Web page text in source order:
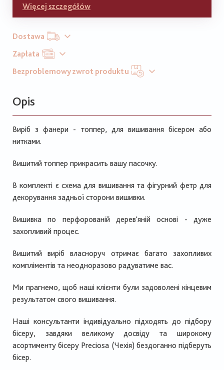
Więcej szczegółów
Dostawa
Zapłata
Bezproblemowy zwrot produktu
Opis
Виріб з фанери - топпер, для вишивання бісером або
нитками.
Вишитий топпер прикрасить вашу пасочку.
В комплекті є схема для вишивання та фігурний фетр для
декорування задньої сторони вишивки.
Вишивка по перфорованій дерев'яній основі - дуже
захопливий процес.
Вишитий виріб власноруч отримає багато захопливих
компліментів та неодноразово радуватиме вас.
Ми прагнемо, щоб наші клієнти були задоволені кінцевим
результатом свого вишивання.
Наші консультанти індивідуально підходять до підбору
бісеру, завдяки великому досвіду та широкому
асортименту бісеру Preciosa (Чехія) бездоганно підберуть
бісер.